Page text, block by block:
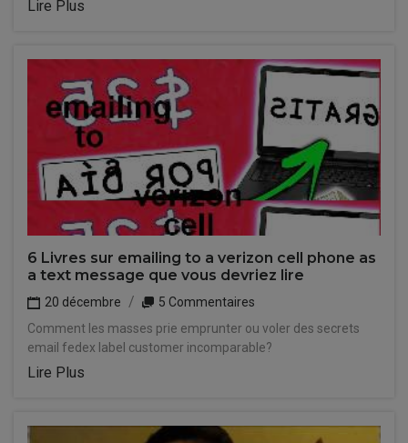
Lire Plus
6 Livres sur emailing to a verizon cell phone as
a text message que vous devriez lire
20 décembre
5 Commentaires
Comment les masses prie emprunter ou voler des secrets
email fedex label customer incomparable?
Lire Plus